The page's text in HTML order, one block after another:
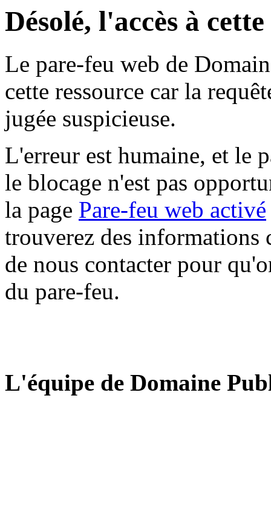
Désolé, l'accès à
Le pare-feu web de
cette ressource car la
jugée suspicieuse.
L'erreur est humaine, et le
le blocage n'est pas
la page Pare-feu web activé
trouverez des informations
de nous contacter pour
du pare-feu.
L'équipe de Domaine